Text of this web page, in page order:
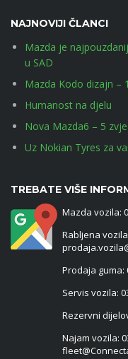
NAJNOVIJI ČLANCI
Mazda je
u SAD
Mazda Kodo dizajn –
Humanost na djelu
Nova Mazda6 – 5
Uz Nokian Tyres za
TREBATE VIŠE
Mazda vozila:
Rabljena
Prodaja guma:
Servis vozila:
Rezervni
Najam vozila: